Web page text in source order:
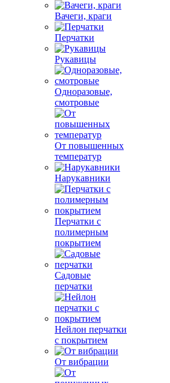
Вачеги, краги
Перчатки
Рукавицы
Одноразовые,
смотровые
От повышенных
температур
Нарукавники
Перчатки с
полимерным
покрытием
Садовые
перчатки
Нейлон перчатки
с покрытием
От вибрации